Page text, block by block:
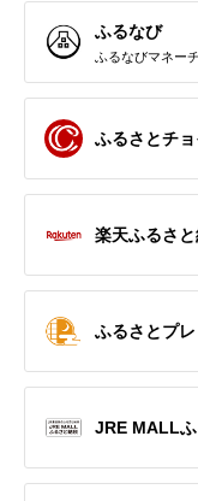
ふるなび
ふるなびマネー
ふるさとチ
楽天ふるさ
ふるさとプ
JRE MALL